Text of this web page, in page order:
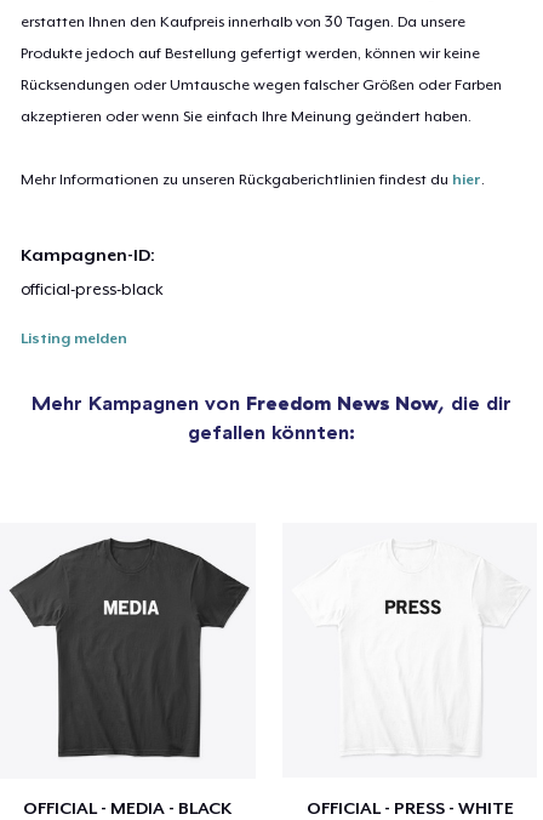
erstatten Ihnen den Kaufpreis innerhalb von 30 Tagen. Da unsere
Produkte jedoch auf Bestellung gefertigt werden, können wir keine
Rücksendungen oder Umtausche wegen falscher Größen oder Farben
akzeptieren oder wenn Sie einfach Ihre Meinung geändert haben.
Mehr Informationen zu unseren Rückgaberichtlinien findest du hier.
Kampagnen-ID:
official-press-black
Listing melden
Mehr Kampagnen von Freedom News Now, die dir
gefallen könnten:
OFFICIAL - MEDIA - BLACK OFFICIAL - PRESS - WHITE